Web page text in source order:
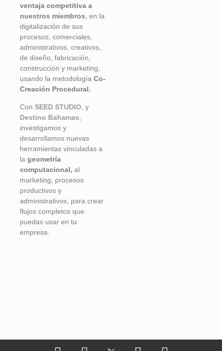
ventaja competitiva a
nuestros miembros, en la
digitalización de sus
procesos, comerciales,
administrativos, creativos,
de diseño, fabricación,
construcción y marketing,
usando la metodología Co-
Creación Procedural.
Con SEED STUDIO , y
Destino Bahamas
investigamos y
desarrollamos nuevas
herramientas vinculadas a
la geometría
computacional, al
marketing, procesos
productivos y
administrativos, para crear
flujos completos que
puedas usar en tu
empresa.